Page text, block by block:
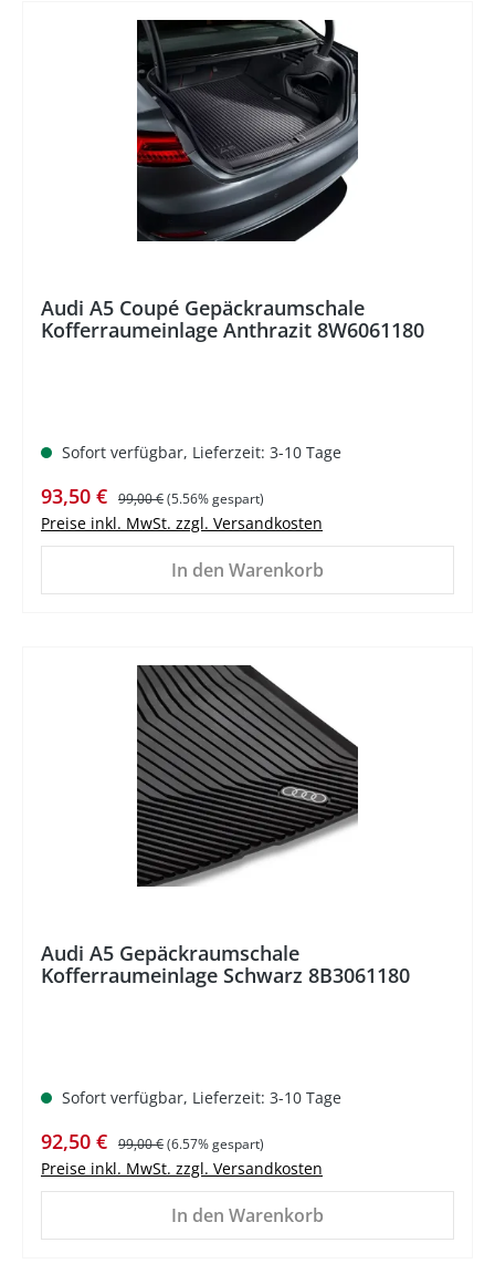
Audi A5 Coupé Gepäckraumschale
Kofferraumeinlage Anthrazit 8W6061180
Sofort verfügbar, Lieferzeit: 3-10 Tage
Verkaufspreis:
93,50 € Regulärer Preis:
99,00 €(5.56% gespart)
Preise inkl. MwSt. zzgl. Versandkosten
In den Warenkorb
Audi A5 Gepäckraumschale
Kofferraumeinlage Schwarz 8B3061180
Sofort verfügbar, Lieferzeit: 3-10 Tage
Verkaufspreis:
92,50 € Regulärer Preis:
99,00 €(6.57% gespart)
Preise inkl. MwSt. zzgl. Versandkosten
In den Warenkorb